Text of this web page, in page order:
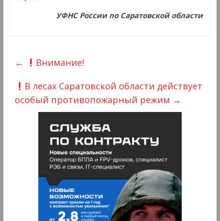
УФНС России по Саратовской области
←
Внимание!
В лесах Саратовской области действует
особый противопожарный режим →